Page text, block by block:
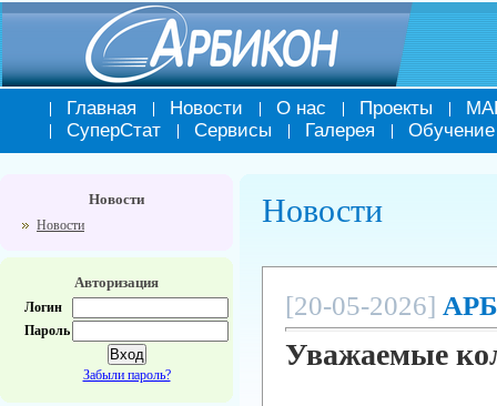
Главная Новости О нас Проекты
СуперСтат
Сервисы Галерея Обучение
Новости
Новости
Авторизация
Логин
Пароль
Забыли пароль?
Новости
[20-05-2026]
Уважаемые